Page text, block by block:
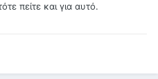
πείτε και για αυτό.